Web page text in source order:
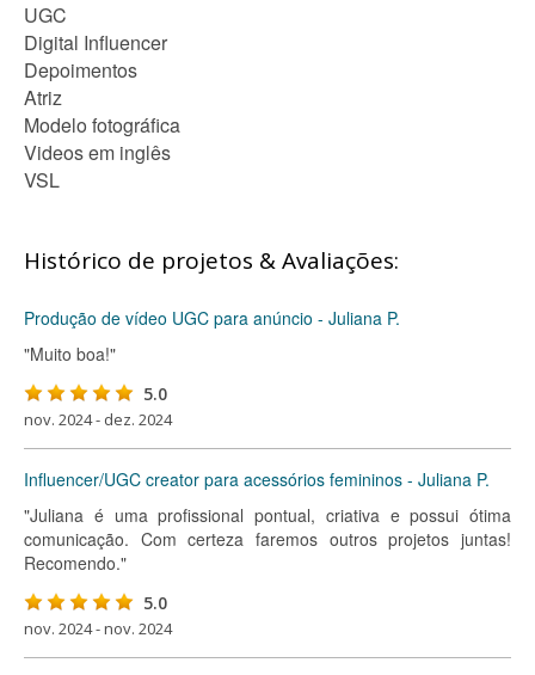
UGC
Digital Influencer
Depoimentos
Atriz
Modelo fotográfica
Videos em inglês
VSL
Histórico de projetos & Avaliações:
Produção de vídeo UGC para anúncio - Juliana P.
"Muito boa!"
5.0
nov. 2024 - dez. 2024
Influencer/UGC creator para acessórios femininos - Juliana P.
"Juliana é uma profissional pontual, criativa e possui ótima
comunicação. Com certeza faremos outros projetos juntas!
Recomendo."
5.0
nov. 2024 - nov. 2024